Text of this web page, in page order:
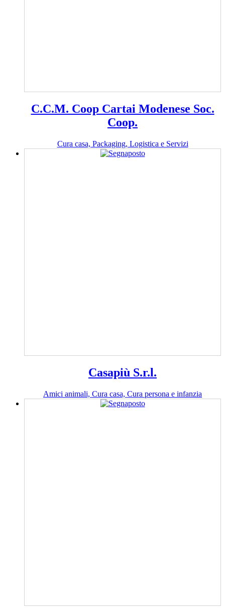
C.C.M. Coop Cartai Modenese Soc.
Coop.
Cura casa, Packaging, Logistica e Servizi
Casapiù S.r.l.
Amici animali, Cura casa, Cura persona e infanzia